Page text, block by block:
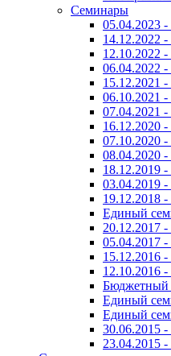
Семинары
05.04.2023
14.12.2022
12.10.2022
06.04.2022
15.12.2021
06.10.2021
07.04.2021
16.12.2020
07.10.2020
08.04.2020
18.12.2019
03.04.2019
19.12.2018
Единый
20.12.2017
05.04.2017
15.12.2016 -
12.10.2016
Бюджетный
Единый
Единый
30.06.2015
23.04.2015